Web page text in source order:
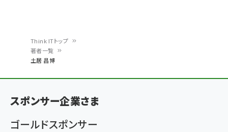
ン
く
ず
Think ITトップ
著者一覧
土居 昌博
スポンサー企業さま
ゴールドスポンサー